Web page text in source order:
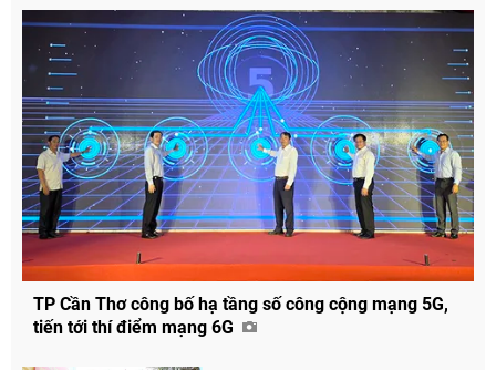
TP Cần Thơ công bố hạ tầng số công cộng mạng 5G,
tiến tới thí điểm mạng 6G